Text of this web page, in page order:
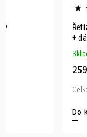
+
Do